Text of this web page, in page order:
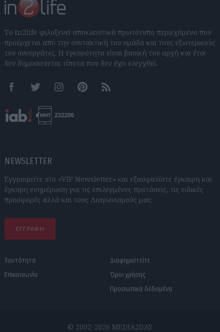
Το In2life φιλοξενεί αποκλειστικά πρωτότυπο περιεχόμενο που
προέρχεται από την συντακτική του ομάδα και τους εξωτερικούς
του συνεργάτες. Η εγκυρότητα είναι βασική του αρχή και έτσι
δεν δημοσιεύεται τίποτα που δεν έχει ελεγχθεί.
FacebookTwitter InstagramPinterestRSS feeds
NEWSLETTER
Εγγραφείτε στο «VIP Newsletter» και εξασφαλίστε έγκαιρη και
έγκυρη ενημέρωση για τις επιλεγμένες προτάσεις, τις ειδικές
προσφορές αλλά και τους Διαγωνισμούς μας.
ΕΓΓΡΑΦΗ
Ταυτότητα
Επικοινωνία
Διαφημιστείτε
Όροι χρήσης
Προσωπικά δεδομένα
© 2002-2026 MEDIA2DAY